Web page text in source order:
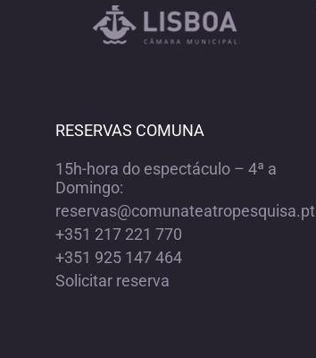
RESERVAS COMUNA
15h-hora do espectáculo – 4ª a
Domingo:
reservas@comunateatropesquisa.pt
+351 217 221 770
+351 925 147 464
Solicitar reserva